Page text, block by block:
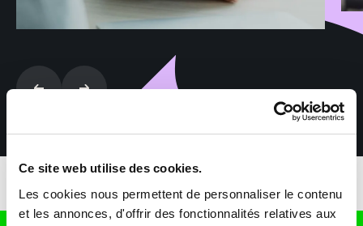
Ce site web utilise des cookies.
Les cookies nous permettent de personnaliser le contenu
et les annonces, d'offrir des fonctionnalités relatives aux